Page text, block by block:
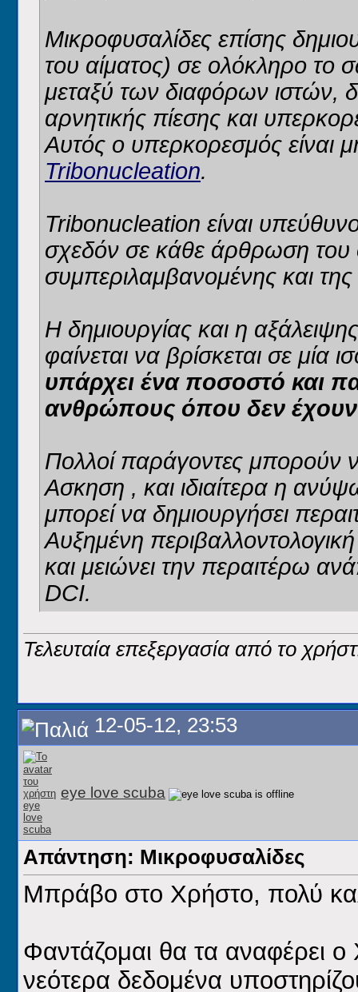
Μικροφυσαλίδες επίσης
του αίματος) σε ολόκληρο το
μεταξύ των διαφόρων ιστών,
αρνητικής πίεσης και
Αυτός ο υπερκορεσμός είναι
Tribonucleation.
Tribonucleation είναι
σχεδόν σε κάθε άρθρωση
συμπεριλαμβανομένης και
Η δημιουργίας και η
φαίνεται να βρίσκεται σε
υπάρχει ένα ποσοστό και
ανθρώπους όπου δεν έχουν
Πολλοί παράγοντες μπορούν
Ασκηση , και ιδιαίτερα η
μπορεί να δημιουργήσει
Αυξημένη
και μειώνει την περαιτέρω
DCI.
Τελευταία επεξεργασία από το
12-05-12, 23:53
eye love scuba
Απάντηση: Μικροφυσαλίδες
Μπράβο στο Χρήστο, πολύ
Φαντάζομαι θα τα αναφέρει
νεότερα δεδομένα